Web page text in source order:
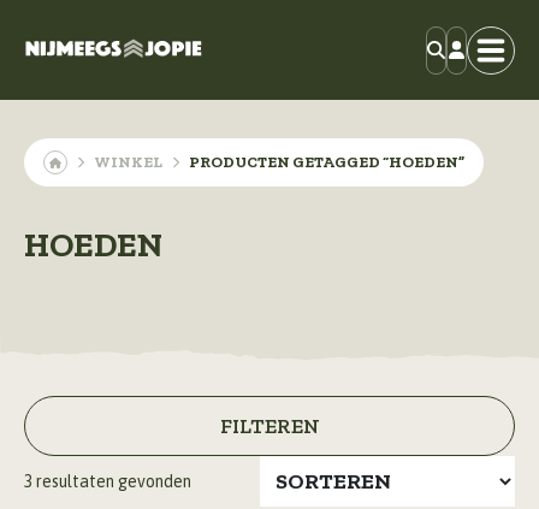
WINKEL PRODUCTEN GETAGGED “HOEDEN”
HOEDEN
FILTEREN
3 resultaten gevonden